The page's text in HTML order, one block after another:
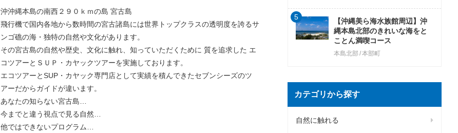
沖沖縄本島の南西２９０ｋｍの島 宮古島
飛行機で国内各地から数時間の宮古諸島には世界トップクラスの透明度を誇るサ
ンゴ礁の海・独特の自然や文化があります。
その宮古島の自然や歴史、文化に触れ、知っていただくために 質を追求した エ
コツアーとＳＵＰ・カヤックツアーを実施しております。
エコツアーとSUP・カヤック専門店として実績を積んできたセブンシーズのツ
アーだからガイドが違います。
あなたの知らない宮古島…
今までと違う視点で見る自然…
他ではできないプログラム…
【沖縄美ら海水族館周辺】沖
縄本島北部のきれいな海をと
ことん満喫コース
本島北部 本部町
5
カテゴリから探す
自然に触れる